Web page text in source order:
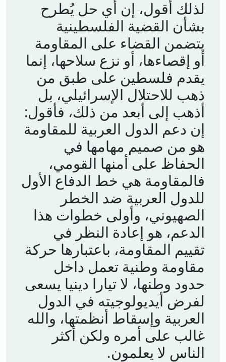
لذلك أقول، إن أي حل يُطرح
بشأن القضية الفلسطينية
يتضمن القضاء على المقاومة
أو إقصاءها، أو نزع سلاحها، إنما
يقدم فلسطين على طبق من
ذهب للاحتلال الإسرائيلي، بل
أذهب إلى أبعد من ذلك، فأقول:
إن دعم الدول العربية للمقاومة
هو من صميم مهامها في
الحفاظ على أمنها القومي،
فالمقاومة هي خط الدفاع الأول
للدول العربية ضد الخطر
الصهيوني، وأولى خطوات هذا
الدعم، هو إعادة النظر في
تقييم المقاومة، باعتبارها حركة
مقاومة وطنية تعمل داخل
حدود وطنها، لا تيارا دينيا يسعى
لفرض أيديولوجيته في الدول
العربية وإسقاط أنظمتها، والله
غالب على أمره ولكن أكثر
الناس لا يعلمون.